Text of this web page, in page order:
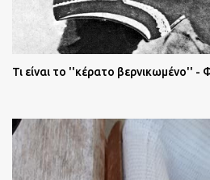
Τι είναι το ''κέρατο βερνικωμένο'' -